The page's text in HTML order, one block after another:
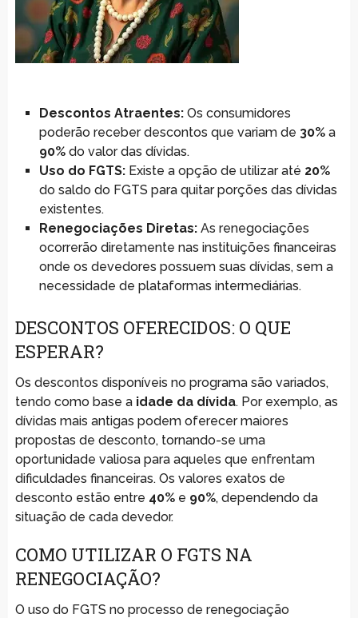
Descontos Atraentes:Os consumidores
poderão receber descontos que variam de 30%a
90%do valor das dívidas.
Uso do FGTS:Existe a opção de utilizar até 20%
do saldo do FGTS para quitar porções das dívidas
existentes.
Renegociações Diretas:As renegociações
ocorrerão diretamente nas instituições financeiras
onde os devedores possuem suas dívidas, sem a
necessidade de plataformas intermediárias.
DESCONTOS OFERECIDOS: O QUE
ESPERAR?
Os descontos disponíveis no programa são variados,
tendo como base a idade da dívida. Por exemplo, as
dívidas mais antigas podem oferecer maiores
propostas de desconto, tornando-se uma
oportunidade valiosa para aqueles que enfrentam
dificuldades financeiras. Os valores exatos de
desconto estão entre 40%e 90%, dependendo da
situação de cada devedor.
COMO UTILIZAR O FGTS NA
RENEGOCIAÇÃO?
O uso do FGTS no processo de renegociação